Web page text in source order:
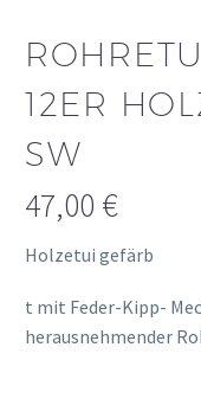
12ER
SW
47,00 €
Holzetui gefärb
osteopathe-nyon-
t mit Feder-Kipp-
herausnehmender